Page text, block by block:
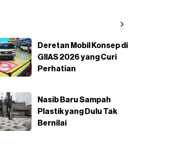
Deretan Mobil Konsep di
GIIAS 2026 yang Curi
Perhatian
Nasib Baru Sampah
Plastik yang Dulu Tak
Bernilai